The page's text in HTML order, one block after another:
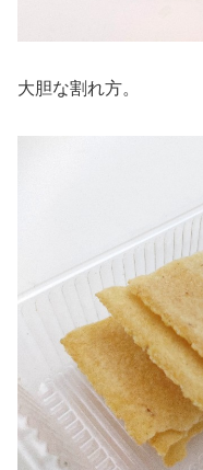
大胆な割れ方。